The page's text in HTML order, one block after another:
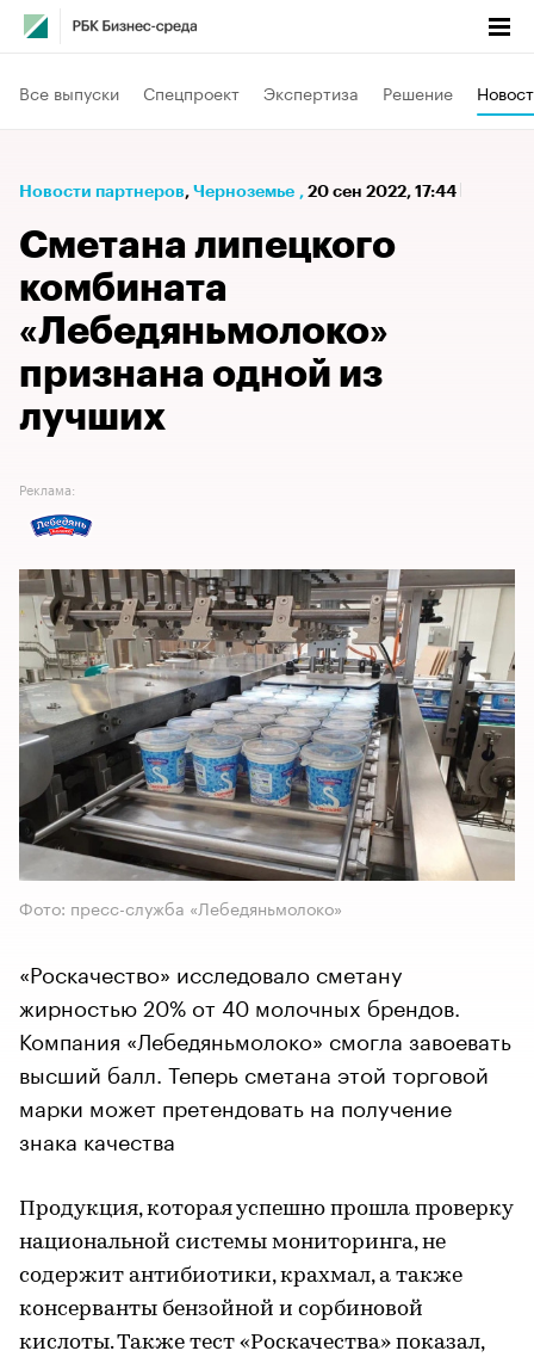
Все выпуски Спецпроект Экспертиза Решение
Новости партнеров⁠, Черноземье , 20 сен 2022, 17:44
Сметана липецкого
комбината
«Лебедяньмолоко»
признана одной из
лучших
Реклама:
Фото: пресс-служба «Лебедяньмолоко»
«Роскачество» исследовало сметану
жирностью 20% от 40 молочных брендов.
Компания «Лебедяньмолоко» смогла завоевать
высший балл. Теперь сметана этой торговой
марки может претендовать на получение
знака качества
Продукция, которая успешно прошла проверку
национальной системы мониторинга, не
содержит антибиотики, крахмал, а также
консерванты бензойной и сорбиновой
кислоты. Также тест «Роскачества» показал,